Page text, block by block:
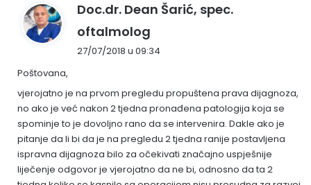
Doc.dr. Dean Šarić, spec.
oftalmolog
a
s
a
o
:
27/07/2018 u 09:34
Poštovana,
vjerojatno je na prvom pregledu propuštena prava dijagnoza,
no ako je već nakon 2 tjedna pronađena patologija koja se
spominje to je dovoljno rano da se intervenira. Dakle ako je
pitanje da li bi da je na pregledu 2 tjedna ranije postavljena
ispravna dijagnoza bilo za očekivati značajno uspješnije
liječenje odgovor je vjerojatno da ne bi, odnosno da ta 2